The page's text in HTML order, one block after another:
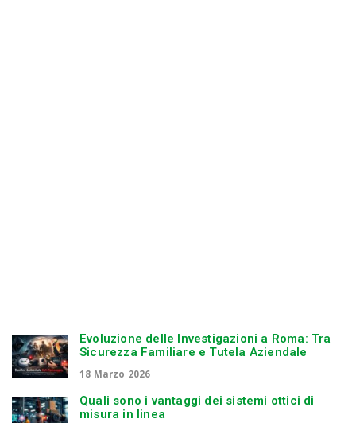
Evoluzione delle Investigazioni a Roma: Tra
Sicurezza Familiare e Tutela Aziendale
18 Marzo 2026
Quali sono i vantaggi dei sistemi ottici di
misura in linea